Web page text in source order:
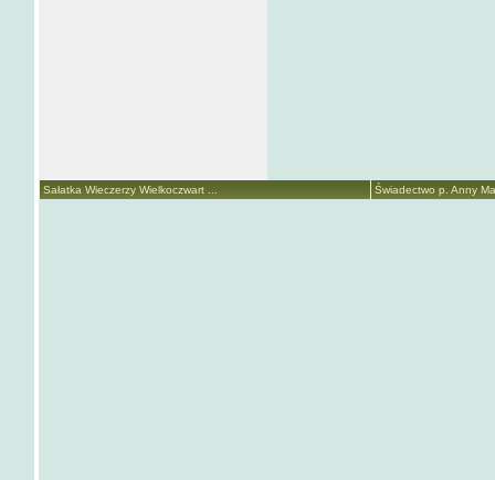
Sałatka Wieczerzy Wielkoczwart ... Świadectwo p. Anny